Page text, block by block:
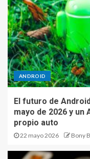
ANDROID
El futuro de
mayo de 2026 y
propio auto
22 mayo 2026 Bony